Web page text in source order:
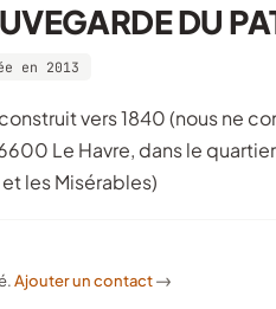
DU
en 2013
Le Havre, dans le
les Misérables)
Ajouter un contact ->